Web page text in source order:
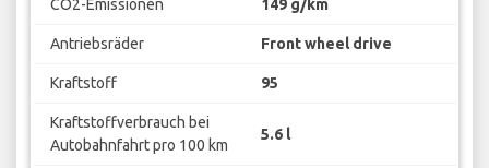
CO2-Emissionen 149 g/km
Antriebsräder Front wheel drive
Kraftstoff 95
Kraftstoffverbrauch bei
Autobahnfahrt pro 100 km
5.6 l